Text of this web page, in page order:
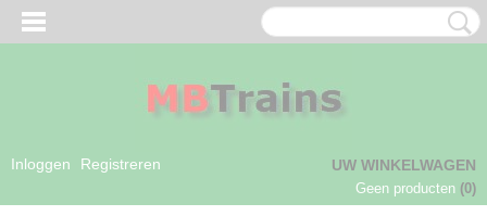
Inloggen Registreren UW WINKELWAGEN
Geen producten (0)